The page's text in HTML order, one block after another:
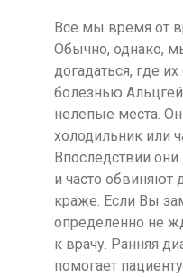
Все мы время от
Обычно, однако,
догадаться, где
болезнью
нелепые места.
холодильник или
Впоследствии они
и часто обвиняют
краже. Если Вы
определенно не
к врачу. Ранняя
помогает